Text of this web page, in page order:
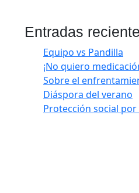
Entradas
Equipo vs Pandilla
¡No quiero
Sobre el
Diáspora del verano
Protección social